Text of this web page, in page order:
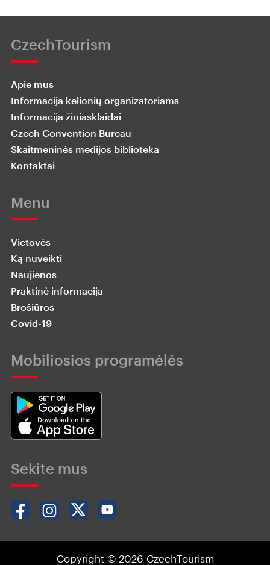
CzechTourism
Apie mus
Informacija kelionių organizatoriams
Informacija žiniasklaidai
Czech Convention Bureau
Skaitmeninės medijos biblioteka
Kontaktai
Menu
Vietovės
Ką nuveikti
Naujienos
Praktinė informacija
Brošiūros
Covid-19
Mobiliosios programėlės
Sekite mus
Copyright © 2026 CzechTourism